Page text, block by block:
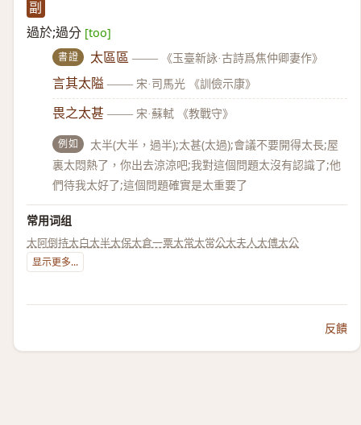
副
過於;過分 [too]
書證 太區區 —— 《玉臺新詠·古詩爲焦仲卿妻作》
言其太隘 —— 宋·司馬光 《訓儉示康》
畏之太甚 —— 宋·蘇軾 《教戰守》
例如
太半(大半，過半);太甚(太過);會議不要開得太長;屋
裏太悶熱了，你出去涼涼吧;我對這個問題太沒有認識了;他
們待我太好了;這個問題確實是太重要了
常用词组
太阿倒持太白太半太保太倉一粟太常太常公太夫人太傅太公
显示更多...
反饋